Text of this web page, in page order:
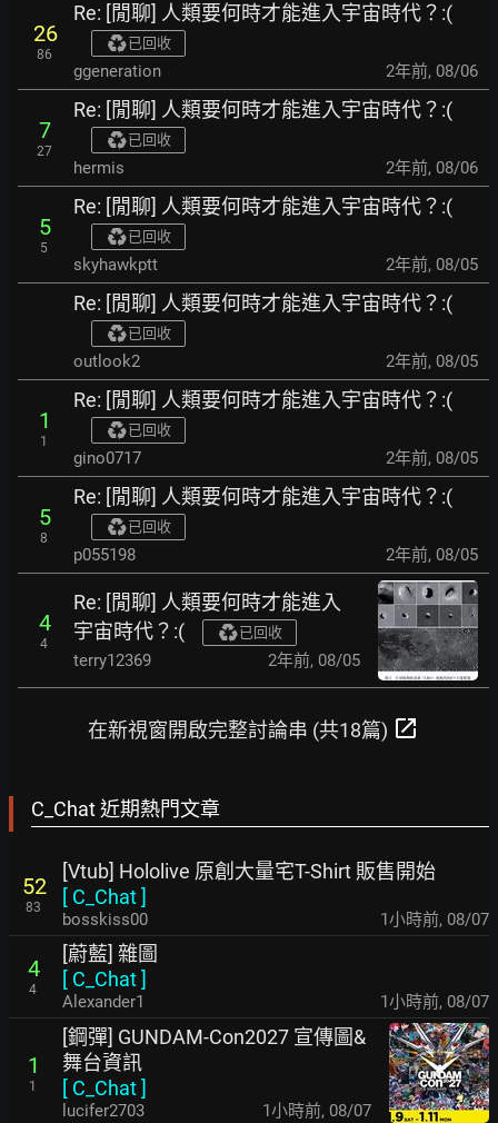
26
86
Re: [閒聊] 人類要何時才能進入宇宙時代？:(
已回收
ggeneration 2年前, 08/06
7
27
Re: [閒聊] 人類要何時才能進入宇宙時代？:(
已回收
hermis 2年前, 08/06
5
5
Re: [閒聊] 人類要何時才能進入宇宙時代？:(
已回收
skyhawkptt 2年前, 08/05
Re: [閒聊] 人類要何時才能進入宇宙時代？:(
已回收
outlook2 2年前, 08/05
1
1
Re: [閒聊] 人類要何時才能進入宇宙時代？:(
已回收
gino0717 2年前, 08/05
5
8
Re: [閒聊] 人類要何時才能進入宇宙時代？:(
已回收
p055198 2年前, 08/05
4
4
Re: [閒聊] 人類要何時才能進入
宇宙時代？:(
已回收
terry12369 2年前, 08/05
在新視窗開啟完整討論串 (共18篇) open_in_new
C_Chat 近期熱門文章
52
83
[Vtub] Hololive 原創大量宅T-Shirt 販售開始
[ C_Chat]
bosskiss00 1小時前, 08/07
4
4
[蔚藍] 雜圖
[ C_Chat]
Alexander1 1小時前, 08/07
1
1
[鋼彈] GUNDAM-Con2027 宣傳圖&
舞台資訊
[ C_Chat]
lucifer2703 1小時前, 08/07